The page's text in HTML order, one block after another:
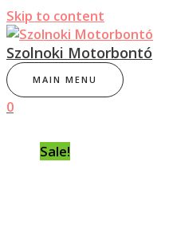
Skip to content
Szolnoki Motorbontó
MAIN MENU
0
Sale!